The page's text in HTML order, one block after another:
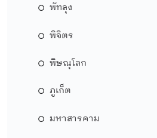
พัทลุง
พิจิตร
พิษณุโลก
ภูเก็ต
มหาสารคาม